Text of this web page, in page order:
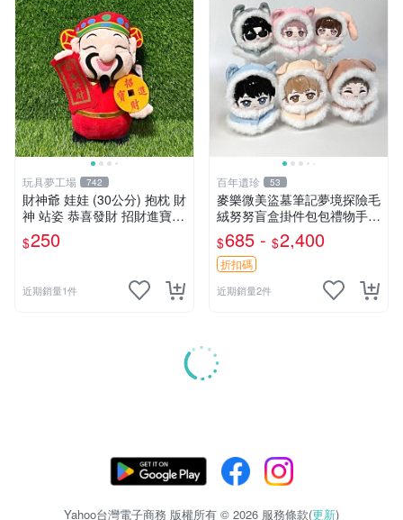
玩具夢工場 742
財神爺 娃娃 (30公分) 抱枕 財
神 站姿 恭喜發財 招財進寶
金元寶
$250
近期銷量1件
百年遺珍 53
麥樂微美盜墓筆記夢境探險毛
絨努努盲盒掛件包包禮物手辦
新到家 憶境探險系列 張起靈
喵喵款 吳邪狗狗款 王胖子熊
熊款
$685 - $2,400
折扣碼
近期銷量2件
Yahoo台灣電子商務 版權所有 © 2026 服務條款(更新)